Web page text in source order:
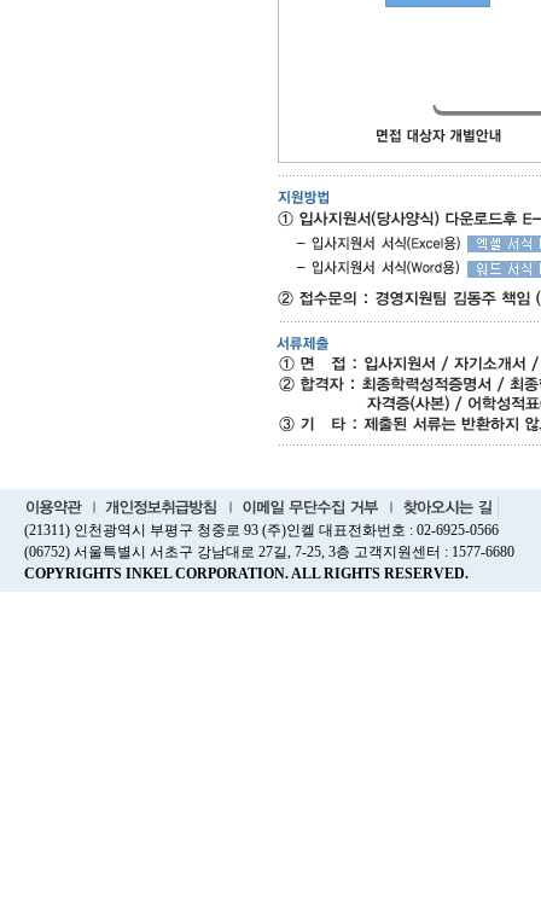
(21311) 인천광역시 부평구 청중로 93 (주)인켈 대표전화번호 : 02-6925-0566
(06752) 서울특별시 서초구 강남대로 27길, 7-25, 3층 고객지원센터 : 1577-6680
COPYRIGHTS INKEL CORPORATION. ALL RIGHTS RESERVED.